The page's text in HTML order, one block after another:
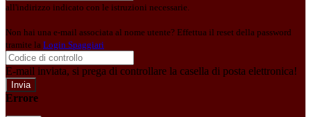
all'indirizzo indicato con le istruzioni necessarie.
Non hai una e-mail associata al nome utente? Effettua il reset della password
tramite la Login Spaggiari
E-mail inviata, si prega di controllare la casella di posta elettronica!
Errore